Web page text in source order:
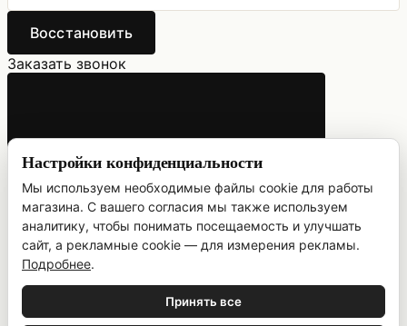
Восстановить
Заказать звонок
Укажите ваш номер телефона и имя. Мы свяжемся с
вами в ближайшее время.
Настройки конфиденциальности
Мы используем необходимые файлы cookie для работы
магазина. С вашего согласия мы также используем
аналитику, чтобы понимать посещаемость и улучшать
сайт, а рекламные cookie — для измерения рекламы.
Подробнее.
Принять все